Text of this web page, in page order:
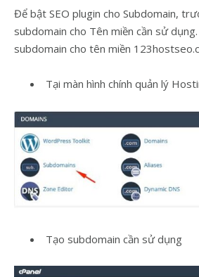
Để bật SEO plugin cho Subdomain,
subdomain cho Tên miền cần sử
subdomain cho tên miền
Tại màn hình chính quản lý
Tạo subdomain cần sử dụng